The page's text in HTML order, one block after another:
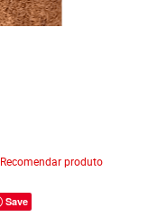
Recomendar produto
Save